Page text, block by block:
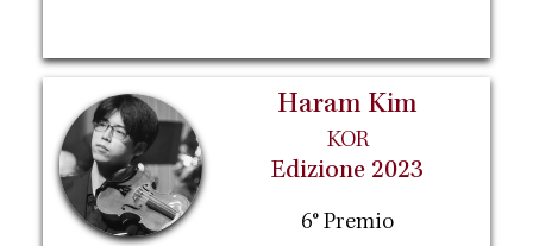
Haram Kim
KOR
Edizione 2023
6° Premio